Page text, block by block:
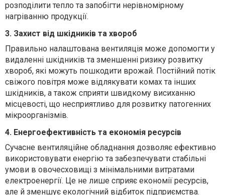
розподілити тепло та запобігти нерівномірному
нагріванню продукції.
3. Захист від шкідників та хвороб
Правильно налаштована вентиляція може допомогти у
видаленні шкідників та зменшенні ризику розвитку
хвороб, які можуть пошкодити врожай. Постійний потік
свіжого повітря може відлякувати комах та інших
шкідників, а також сприяти швидкому висиханню
місцевості, що несприятливо для розвитку патогенних
мікроорганізмів.
4. Енергоефективність та економія ресурсів
Сучасне вентиляційне обладнання дозволяє ефективно
використовувати енергію та забезпечувати стабільні
умови в овочесховищі з мінімальними витратами
електроенергії. Це не лише сприяє економії ресурсів,
але й зменшує екологічний відбиток підприємства.